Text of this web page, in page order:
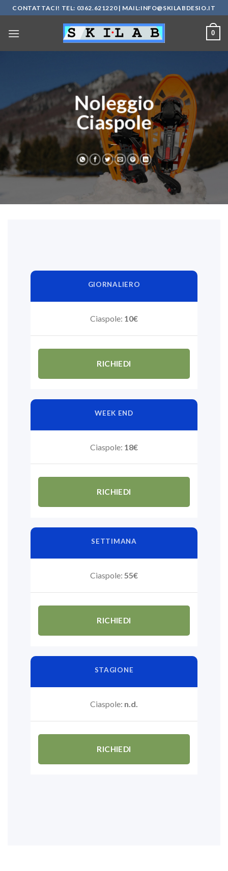
Salta
ai
contenuti
CONTATTACI! TEL: 0362.621220 | MAIL:INFO@SKILABDESIO.IT
0
Noleggio
Ciaspole
___
GIORNALIERO
Ciaspole: 10€
RICHIEDI
WEEK END
Ciaspole: 18€
RICHIEDI
SETTIMANA
Ciaspole: 55€
RICHIEDI
STAGIONE
Ciaspole: n.d.
RICHIEDI